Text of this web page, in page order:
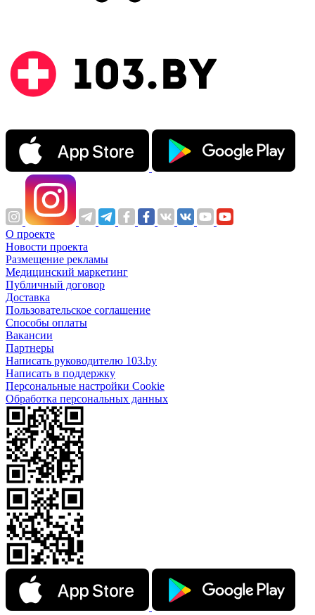
О проекте
Новости проекта
Размещение рекламы
Медицинский маркетинг
Публичный договор
Доставка
Пользовательское соглашение
Способы оплаты
Вакансии
Партнеры
Написать руководителю 103.by
Написать в поддержку
Персональные настройки Cookie
Обработка персональных данных